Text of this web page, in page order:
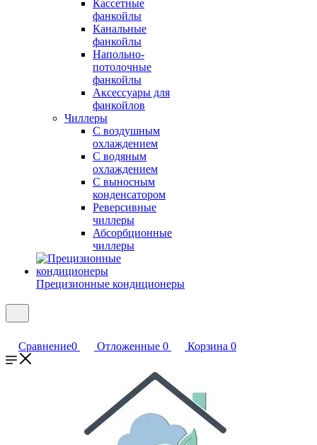
Кассетные
фанкойлы
Канальные
фанкойлы
Напольно-
потолочные
фанкойлы
Аксессуары для
фанкойлов
Чиллеры
С воздушным
охлаждением
С водяным
охлаждением
С выносным
конденсатором
Реверсивные
чиллеры
Абсорбционные
чиллеры
Прецизионные кондиционеры
Сравнение0 Отложенные 0 Корзина 0